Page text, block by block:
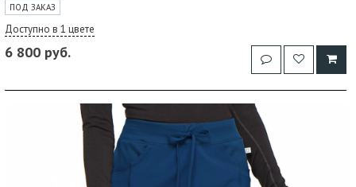
ПОД ЗАКАЗ
Доступно в 1 цвете
6 800 руб.